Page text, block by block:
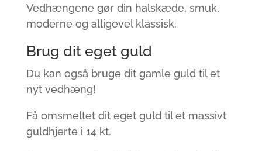
Vedhængene gør din halskæde, smuk,
moderne og alligevel klassisk.
Brug dit eget guld
Du kan også bruge dit gamle guld til et
nyt vedhæng!
Få omsmeltet dit eget guld til et massivt
guldhjerte i 14 kt.